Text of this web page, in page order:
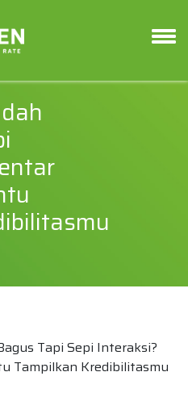
Tapi Sepi Interaksi?
Tampilkan Kredibilitasmu